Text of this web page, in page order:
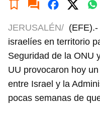
JERUSALÉN/
israelíes en territorio
Seguridad de la ONU
UU provocaron hoy
entre Israel y la
pocas semanas de